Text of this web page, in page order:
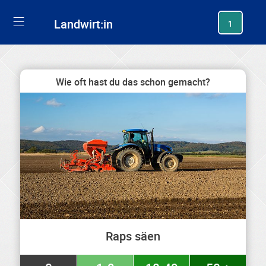
Landwirt:in 1
Wie oft hast du das schon gemacht?
Raps säen